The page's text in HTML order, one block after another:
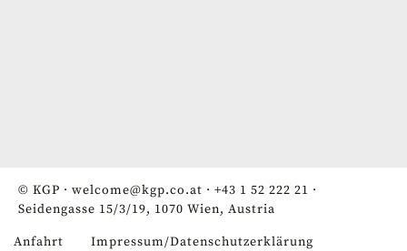
© KGP · welcome@kgp.co.at · +43 1 52 222 21 ·
Seidengasse 15/3/19, 1070 Wien, Austria
Anfahrt Impressum/Datenschutzerklärung